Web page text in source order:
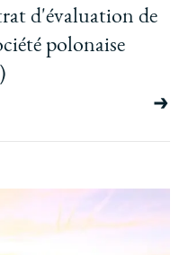
d'évaluation de
polonaise